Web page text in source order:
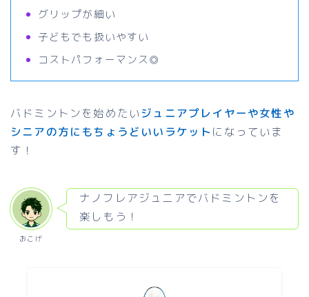
グリップが細い
子どもでも扱いやすい
コストパフォーマンス◎
バドミントンを始めたい ジュニアプレイヤーや女性や
シニアの方にもちょうどいいラケットになっていま
す！
おこげ
ナノフレアジュニアでバドミントンを
楽しもう！